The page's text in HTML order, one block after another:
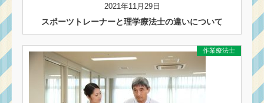
2021年11月29日
スポーツトレーナーと理学療法士の違いについて
作業療法士